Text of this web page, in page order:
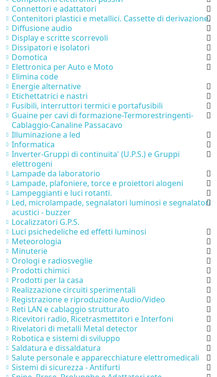
Connettori e adattatori
Contenitori plastici e metallici. Cassette di derivazione.
Diffusione audio
Display e scritte scorrevoli
Dissipatori e isolatori
Domotica
Elettronica per Auto e Moto
Elimina code
Energie alternative
Etichettatrici e nastri
Fusibili, interruttori termici e portafusibili
Guaine per cavi di formazione-Termorestringenti-
Cablaggio-Canaline Passacavo
Illuminazione a led
Informatica
Inverter-Gruppi di continuita' (U.P.S.) e Gruppi
elettrogeni
Lampade da laboratorio
Lampade, plafoniere, torce e proiettori alogeni
Lampeggianti e luci rotanti.
Led, microlampade, segnalatori luminosi e segnalatori
acustici - buzzer
Localizzatori G.P.S.
Luci psichedeliche ed effetti luminosi
Meteorologia
Minuterie
Orologi e radiosveglie
Prodotti chimici
Prodotti per la casa
Realizzazione circuiti sperimentali
Registrazione e riproduzione Audio/Video
Reti LAN e cablaggio strutturato
Ricevitori radio, Ricetrasmettitori e Interfoni
Rivelatori di metalli Metal detector
Robotica e sistemi di sviluppo
Saldatura e dissaldatura
Salute personale e apparecchiature elettromedicali
Sistemi di sicurezza - Antifurti